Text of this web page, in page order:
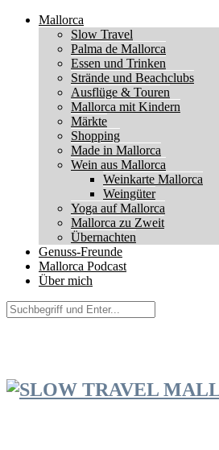
Mallorca
Slow Travel
Palma de Mallorca
Essen und Trinken
Strände und Beachclubs
Ausflüge & Touren
Mallorca mit Kindern
Märkte
Shopping
Made in Mallorca
Wein aus Mallorca
Weinkarte Mallorca
Weingüter
Yoga auf Mallorca
Mallorca zu Zweit
Übernachten
Genuss-Freunde
Mallorca Podcast
Über mich